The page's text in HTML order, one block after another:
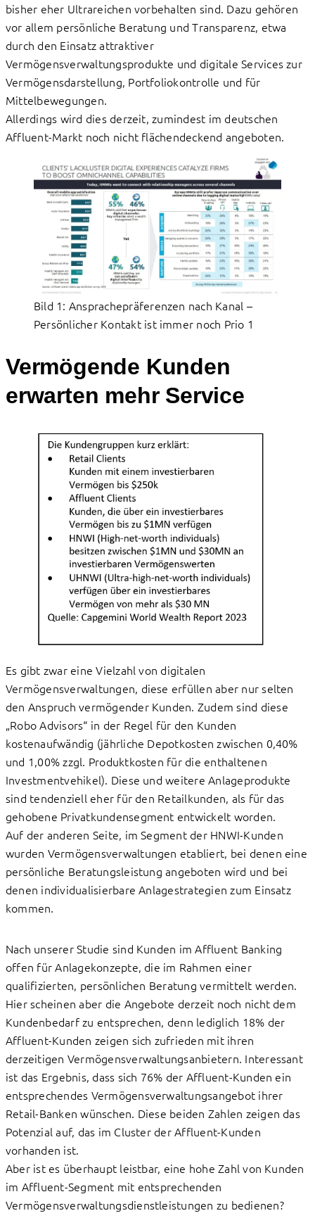
bisher eher Ultrareichen vorbehalten sind. Dazu gehören
vor allem persönliche Beratung und Transparenz, etwa
durch den Einsatz attraktiver
Vermögensverwaltungsprodukte und digitale Services zur
Vermögensdarstellung, Portfoliokontrolle und für
Mittelbewegungen.
Allerdings wird dies derzeit, zumindest im deutschen
Affluent-Markt noch nicht flächendeckend angeboten.
Bild 1: Ansprachepräferenzen nach Kanal –
Persönlicher Kontakt ist immer noch Prio 1
Vermögende Kunden
erwarten mehr Service
Es gibt zwar eine Vielzahl von digitalen
Vermögensverwaltungen, diese erfüllen aber nur selten
den Anspruch vermögender Kunden. Zudem sind diese
„Robo Advisors“ in der Regel für den Kunden
kostenaufwändig (jährliche Depotkosten zwischen 0,40%
und 1,00% zzgl. Produktkosten für die enthaltenen
Investmentvehikel). Diese und weitere Anlageprodukte
sind tendenziell eher für den Retailkunden, als für das
gehobene Privatkundensegment entwickelt worden.
Auf der anderen Seite, im Segment der HNWI-Kunden
wurden Vermögensverwaltungen etabliert, bei denen eine
persönliche Beratungsleistung angeboten wird und bei
denen individualisierbare Anlagestrategien zum Einsatz
kommen.
Nach unserer Studie sind Kunden im Affluent Banking
offen für Anlagekonzepte, die im Rahmen einer
qualifizierten, persönlichen Beratung vermittelt werden.
Hier scheinen aber die Angebote derzeit noch nicht dem
Kundenbedarf zu entsprechen, denn lediglich 18% der
Affluent-Kunden zeigen sich zufrieden mit ihren
derzeitigen Vermögensverwaltungsanbietern. Interessant
ist das Ergebnis, dass sich 76% der Affluent-Kunden ein
entsprechendes Vermögensverwaltungsangebot ihrer
Retail-Banken wünschen. Diese beiden Zahlen zeigen das
Potenzial auf, das im Cluster der Affluent-Kunden
vorhanden ist.
Aber ist es überhaupt leistbar, eine hohe Zahl von Kunden
im Affluent-Segment mit entsprechenden
Vermögensverwaltungsdienstleistungen zu bedienen?